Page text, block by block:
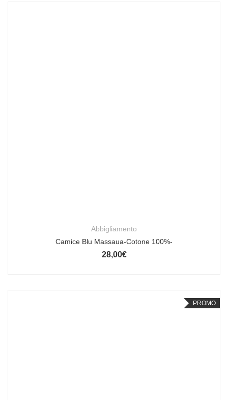
Abbigliamento
Camice Blu Massaua-Cotone 100%-
28,00€
PROMO